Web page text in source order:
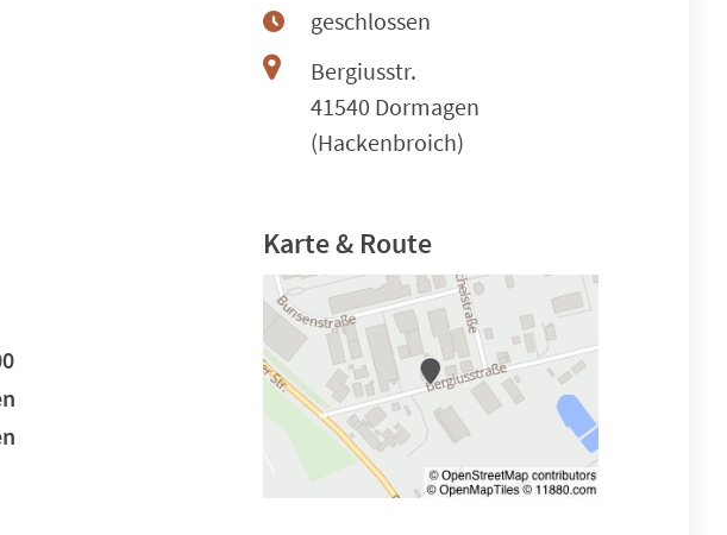
geschlossen
Bergiusstr.
41540 Dormagen
(Hackenbroich)
Karte & Route